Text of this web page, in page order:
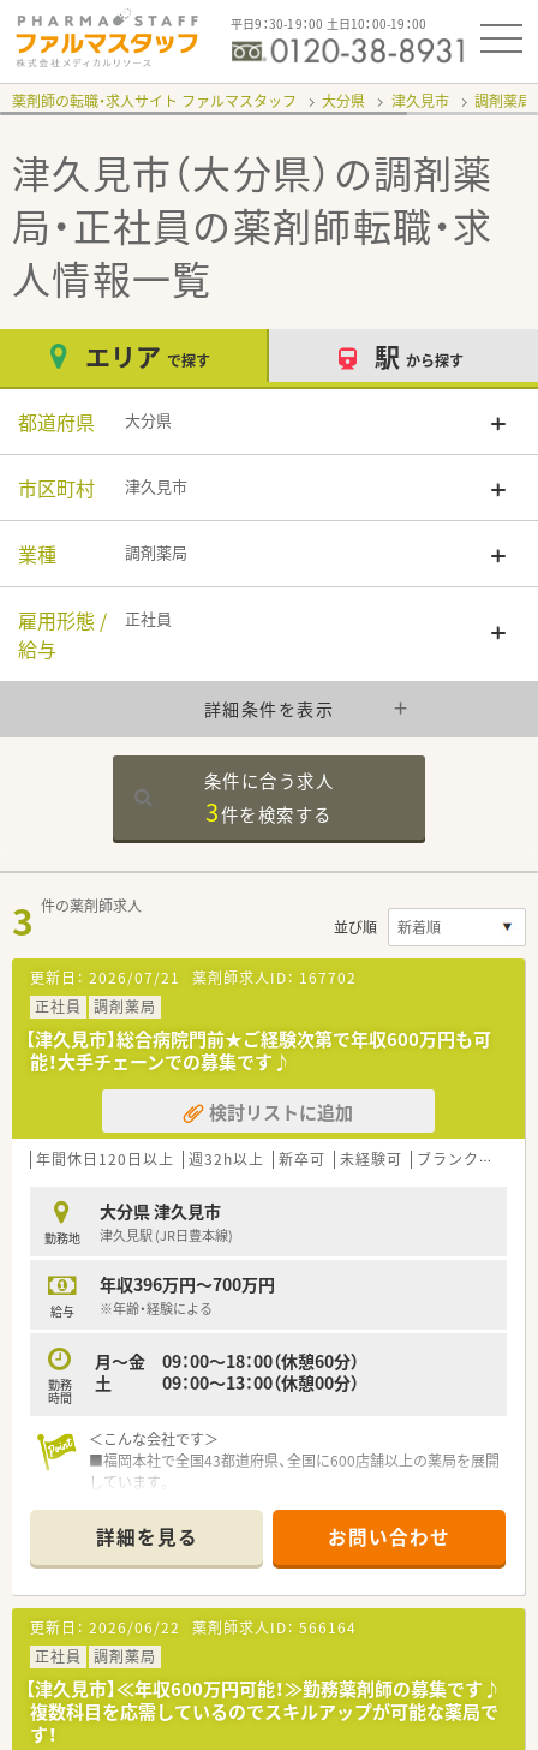
平日9：30-19：00 土日10：00-19：00
薬剤師の転職・求人サイト ファルマスタッフ 大分県 津久見市 調剤薬局
津久見市（大分県）の調剤薬
局・正社員の薬剤師転職・求
人情報一覧
エリア で探す 駅 から探す
都道府県 大分県
市区町村 津久見市
業種 調剤薬局
雇用形態 /
給与
正社員
詳細条件を表示
条件に合う求人
3件を検索する
3 件の薬剤師求人
並び順
更新日： 2026/07/21 薬剤師求人ID： 167702
正社員
調剤薬局
【津久見市】総合病院門前★ご経験次第で年収600万円も可
能！大手チェーンでの募集です♪
検討リストに追加
年間休日120日以上 週32h以上 新卒可 未経験可 ブランク可
勤務地
大分県 津久見市
津久見駅 (JR日豊本線)
給与
年収396万円～700万円
※年齢・経験による
勤務
時間
月～金 09：00～18：00（休憩60分）
土 09：00～13：00（休憩00分）
＜こんな会社です＞
■福岡本社で全国43都道府県、全国に600店舗以上の薬局を展開
しています。
コミュニケーションを図っています。
■全国転勤がないエリア社員もありますので、地元で長く勤務す
る事も可能です。
（異動・転勤について）
①全国勤務社員：全店舗を対象とした異動が可能な社員
②エリア社員：限定した地区内での転居を伴う異動が可能な社員
③薬剤師職Ⅲ（ローカル社員）：転居を伴う異動がない社員から選
択可能です。
※①②は借上社宅が適用、③は住宅補助手当もございます。
詳細を見る お問い合わせ
更新日： 2026/06/22 薬剤師求人ID： 566164
正社員
調剤薬局
【津久見市】≪年収600万円可能！≫勤務薬剤師の募集です♪
複数科目を応需しているのでスキルアップが可能な薬局で
す！